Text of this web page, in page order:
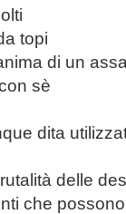
topi
di un
sè
dita
delle
che